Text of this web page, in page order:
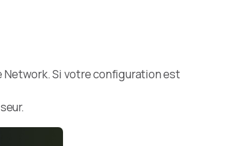
Network. Si votre configuration est